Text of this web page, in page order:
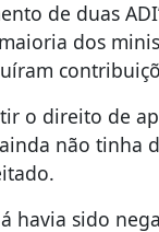
de duas
dos
o direito de
não tinha
havia sido